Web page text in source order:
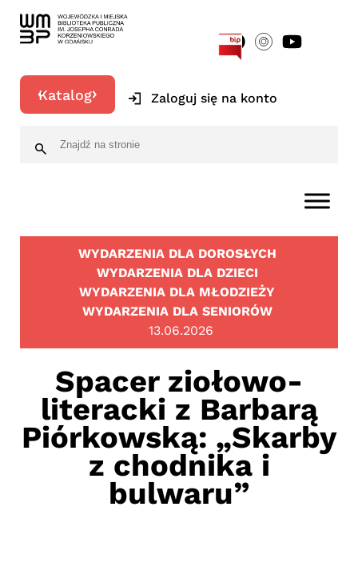
Katalog Zaloguj się na konto
WYDARZENIA DLA DOROSŁYCH
WYDARZENIA DLA DZIECI
WYDARZENIA DLA MŁODZIEŻY
WYDARZENIA DLA SENIORÓW
13.06.2026
Spacer ziołowo-
literacki z Barbarą
Piórkowską: „Skarby
z chodnika i
bulwaru”